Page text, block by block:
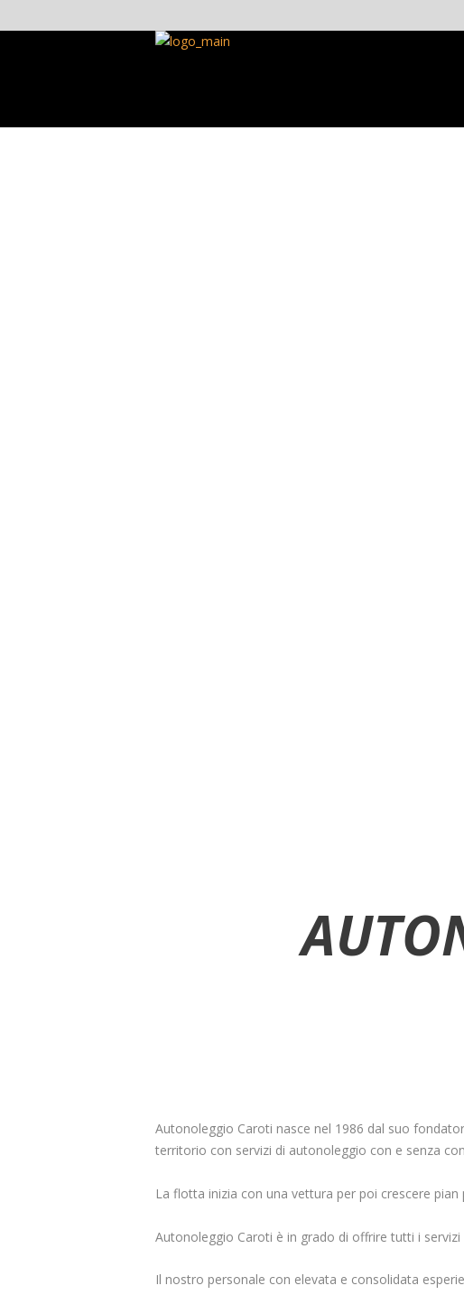
Autonoleggio Caroti nasce nel 1986 dal suo
territorio con servizi di autonoleggio con e senza
La flotta inizia con una vettura per poi crescere
Autonoleggio Caroti è in grado di offrire tutti i
Il nostro personale con elevata e consolidata